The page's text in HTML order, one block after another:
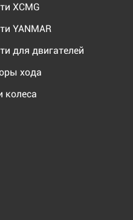
XCMG
YANMAR
для двигателей
хода